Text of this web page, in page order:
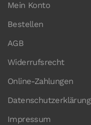
Mein Konto
Bestellen
AGB
Widerrufsrecht
Online-Zahlungen
Datenschutzerklärung
Impressum